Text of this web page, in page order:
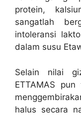
protein,
sangatlah
intoleransi
dalam susu
Selain nilai
ETTAMAS
halus secara